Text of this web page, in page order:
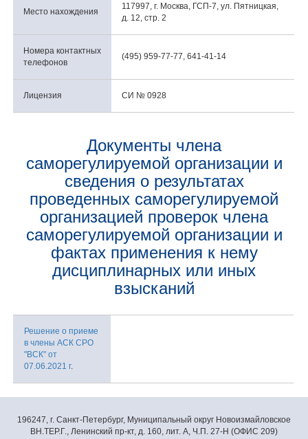
Место нахождения
117997, г. Москва, ГСП-7, ул. Пятницкая,
д. 12, стр. 2
Номера контактных
телефонов
(495) 959-77-77, 641-41-14
Лицензия СИ № 0928
Документы члена
саморегулируемой организации и
сведения о результатах
проведенных саморегулируемой
организацией проверок члена
саморегулируемой организации и
фактах применения к нему
дисциплинарных или иных
взысканий
Решение о приеме
в члены АСК СРО
"ВСК" от
07.06.2021 г.
196247, г. Санкт-Петербург, Муниципальный округ Новоизмайловское
ВН.ТЕР.Г., Ленинский пр-кт, д. 160, лит. А, Ч.П. 27-Н (ОФИС 209)